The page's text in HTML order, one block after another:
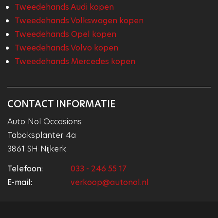
Tweedehands Audi kopen
Tweedehands Volkswagen kopen
Tweedehands Opel kopen
Tweedehands Volvo kopen
Tweedehands Mercedes kopen
CONTACT INFORMATIE
Auto Nol Occasions
Tabaksplanter 4a
3861 SH Nijkerk
Telefoon:
033 - 246 55 17
E-mail:
verkoop@autonol.nl